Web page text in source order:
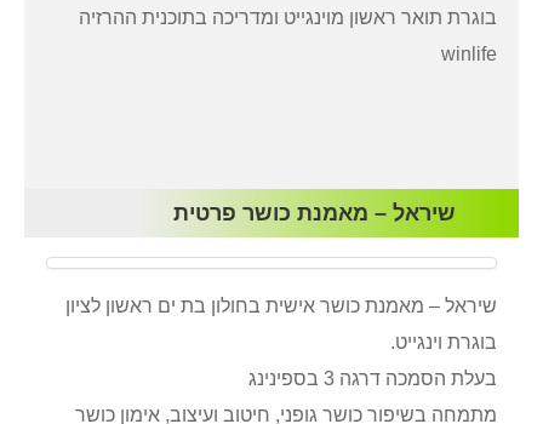
בוגרת תואר ראשון מוינגייט ומדריכה בתוכנית ההרזיה
winlife
שיראל – מאמנת כושר פרטית
שיראל – מאמנת כושר אישית בחולון בת ים ראשון לציון
בוגרת וינגייט.
בעלת הסמכה דרגה 3 בספינינג
מתמחה בשיפור כושר גופני, חיטוב ועיצוב, אימון כושר